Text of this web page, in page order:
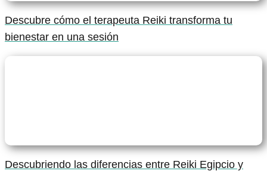
Descubre cómo el terapeuta Reiki transforma tu
bienestar en una sesión
Descubriendo las diferencias entre Reiki Egipcio y